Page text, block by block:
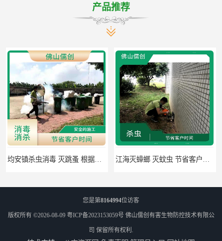
产品推荐
均安镇杀虫消毒 灭跳蚤 根据现场情况定制中害方案 江海灭蟑螂 灭蚊虫 节省客户时间
您是第8164994位访客
版权所有 ©2026-08-09 粤ICP备2023153059号 佛山儒创有害生物防控技术有限公
司 保留所有权利.